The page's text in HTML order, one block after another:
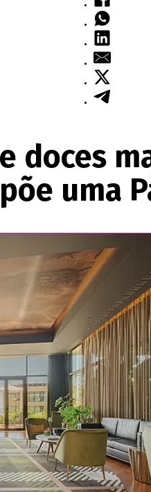
doces
uma